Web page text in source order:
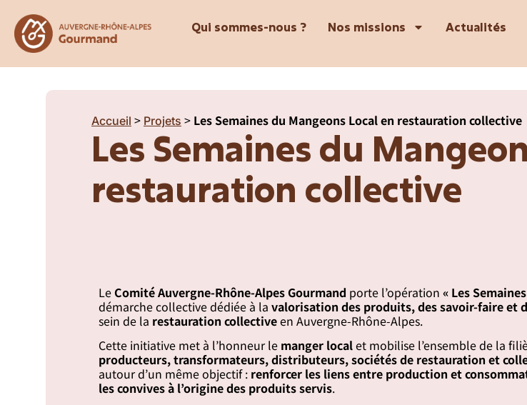
Qui sommes-nous ? Nos missions Actualités
Accueil > Projets > Les Semaines du Mangeons Local en restauration collective
Les Semaines du
restauration collective
Le Comité Auvergne-Rhône-Alpes Gourmand porte l’opération « Les
démarche collective dédiée à la valorisation des produits, des savoir-faire et
sein de la restauration collectiveen Auvergne-Rhône-Alpes.
Cette initiative met à l’honneur le manger localet mobilise l’ensemble de la
producteurs, transformateurs, distributeurs, sociétés de restauration et
autour d’un même objectif : renforcer les liens entre production et
les convives à l’origine des produits servis.